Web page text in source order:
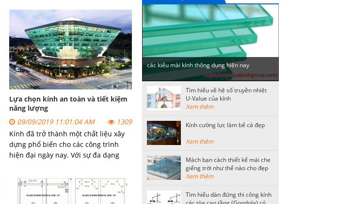
Lựa chọn kính an toàn và tiết kiệm
năng lượng
09/09/2019 11:01:04 AM
1309
Kính đã trở thành một chất liệu xây
dựng phổ biến cho các công trình
hiện đại ngày nay. Với sự đa dạng
phẩm, lựa chọn kính an toàn và tiết
kiệm năng lượng là vấn đề nan giải.
các kiểu mài kính thông dụng hiện nay
Tìm hiểu về hệ số truyền nhiệt
U-Value của kính
Xem thêm
Kính cường lực làm bể cá đẹp
Xem thêm
Mách bạn cách thiết kế mái che
giếng trời như thế nào cho đẹp
Xem thêm
Tìm hiểu dàn đứng thi công kính